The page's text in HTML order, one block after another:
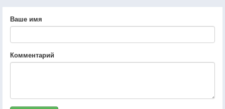
Ваше имя
Комментарий